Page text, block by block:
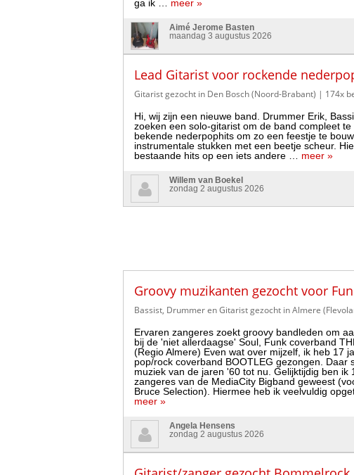
ga ik … meer »
Aimé Jerome Basten
maandag 3 augustus 2026
Lead Gitarist voor rockende
Gitarist gezocht in Den Bosch (Noord-Brabant) | 174x
Hi, wij zijn een nieuwe band. Drummer Erik,
zoeken een solo-gitarist om de band compleet
bekende nederpophits om zo een feestje te
instrumentale stukken met een beetje scheur.
bestaande hits op een iets andere … meer »
Willem van Boekel
zondag 2 augustus 2026
Groovy muzikanten gezocht voor
Bassist, Drummer en Gitarist gezocht in Almere
Ervaren zangeres zoekt groovy bandleden om
bij de 'niet allerdaagse' Soul, Funk coverband
(Regio Almere) Even wat over mijzelf, ik heb 17
pop/rock coverband BOOTLEG gezongen. Daar
muziek van de jaren '60 tot nu. Gelijktijdig ben ik
zangeres van de MediaCity Bigband geweest
Bruce Selection). Hiermee heb ik veelvuldig
meer »
Angela Hensens
zondag 2 augustus 2026